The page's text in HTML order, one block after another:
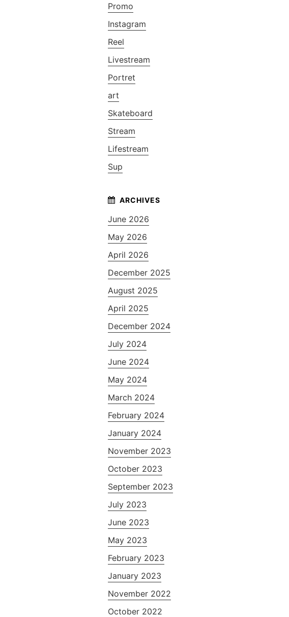
Promo
Instagram
Reel
Livestream
Portret
art
Skateboard
Stream
Lifestream
Sup
June 2026
May 2026
April 2026
December 2025
August 2025
April 2025
December 2024
July 2024
June 2024
May 2024
March 2024
February 2024
January 2024
November 2023
October 2023
September 2023
July 2023
June 2023
May 2023
February 2023
January 2023
November 2022
October 2022